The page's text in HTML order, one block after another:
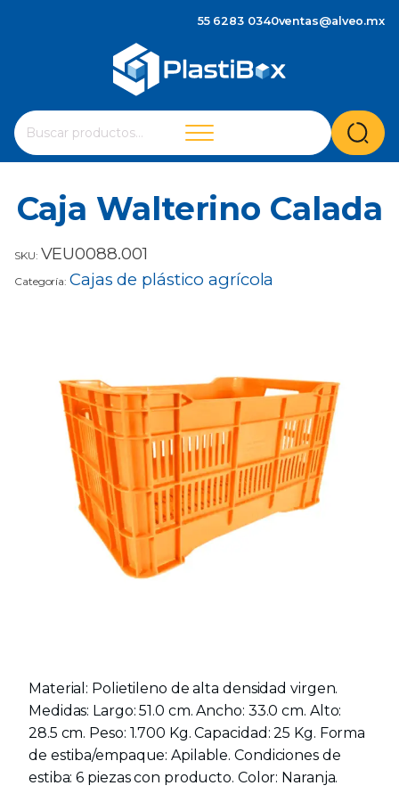
55 6283 0340ventas@alveo.mx
Buscar
por:
Cuando hay resultados autocompletados, puedes
Caja Walterino Calada
SKU: VEU0088.001
Categoría: Cajas de plástico agrícola
Material: Polietileno de alta densidad virgen.
Medidas: Largo: 51.0 cm. Ancho: 33.0 cm. Alto:
28.5 cm. Peso: 1.700 Kg. Capacidad: 25 Kg. Forma
de estiba/empaque: Apilable. Condiciones de
estiba: 6 piezas con producto. Color: Naranja.